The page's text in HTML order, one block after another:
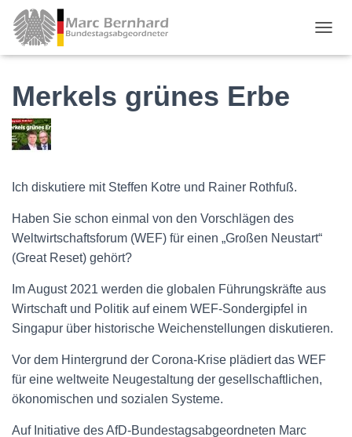
Merkels grünes Erbe
Ich diskutiere mit Steffen Kotre und Rainer Rothfuß.
Haben Sie schon einmal von den Vorschlägen des
Weltwirtschaftsforum (WEF) für einen „Großen Neustart“
(Great Reset) gehört?
Im August 2021 werden die globalen Führungskräfte aus
Wirtschaft und Politik auf einem WEF-Sondergipfel in
Singapur über historische Weichenstellungen diskutieren.
Vor dem Hintergrund der Corona-Krise plädiert das WEF
für eine weltweite Neugestaltung der gesellschaftlichen,
ökonomischen und sozialen Systeme.
Auf Initiative des AfD-Bundestagsabgeordneten Marc